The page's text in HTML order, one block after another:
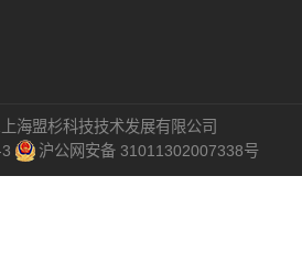
海盟杉科技技术发展有限公司
沪公网安备 31011302007338号